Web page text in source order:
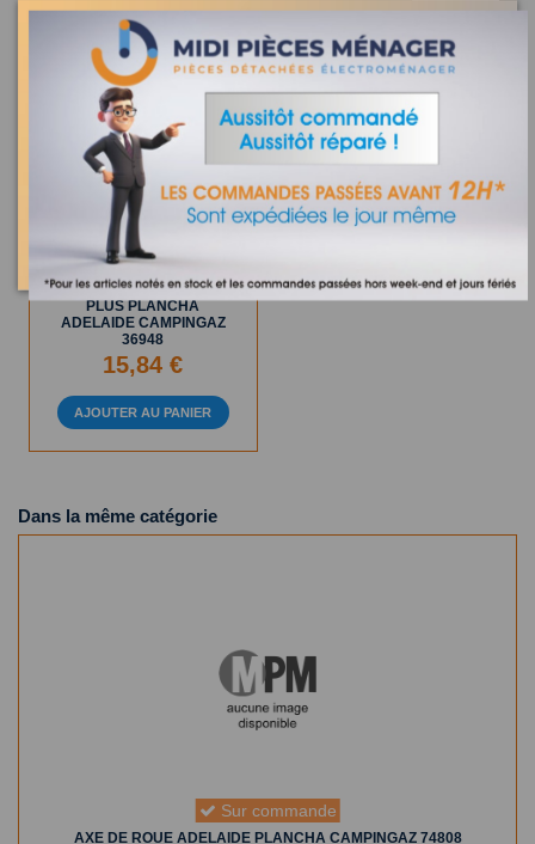
Les clients qui ont acheté ce produit ont également acheté :
Sur commande
PIEZO SIMPLE R6000
PLUS PLANCHA
ADELAIDE CAMPINGAZ
36948
15,84 €
AJOUTER AU PANIER
Dans la même catégorie
Sur commande
AXE DE ROUE ADELAIDE PLANCHA CAMPINGAZ 74808